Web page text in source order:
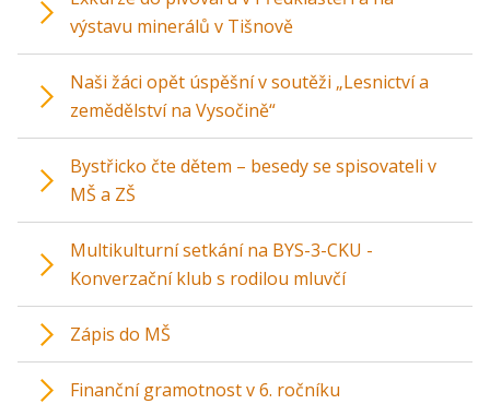
výstavu minerálů v Tišnově
Naši žáci opět úspěšní v soutěži „Lesnictví a
zemědělství na Vysočině“
Bystřicko čte dětem – besedy se spisovateli v
MŠ a ZŠ
Multikulturní setkání na BYS-3-CKU -
Konverzační klub s rodilou mluvčí
Zápis do MŠ
Finanční gramotnost v 6. ročníku